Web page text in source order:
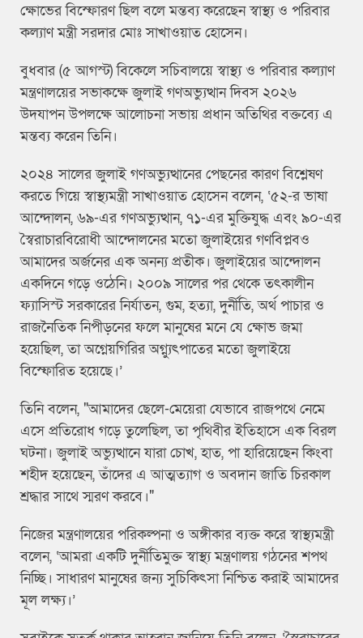
ক্ষোভের বিস্ফোরণ ছিল বলে মন্তব্য করেছেন স্বাস্থ্য ও পরিবার
কল্যাণ মন্ত্রী সরদার মোঃ সাখাওয়াত হোসেন।
বুধবার (৫ আগস্ট) বিকেলে সচিবালয়ে স্বাস্থ্য ও পরিবার কল্যাণ
মন্ত্রণালয়ের সভাকক্ষে জুলাই গণঅভ্যুত্থান দিবস ২০২৬
উদযাপন উপলক্ষে আলোচনা সভায় প্রধান অতিথির বক্তব্যে এ
মন্তব্য করেন তিনি।
২০২৪ সালের জুলাই গণঅভ্যুত্থানের পেছনের কারণ বিশ্লেষণ
করতে গিয়ে স্বাস্থ্যমন্ত্রী সাখাওয়াত হোসেন বলেন, ‘৫২-র ভাষা
আন্দোলন, ৬৯-এর গণঅভ্যুত্থান, ৭১-এর মুক্তিযুদ্ধ এবং ৯০-এর
স্বৈরাচারবিরোধী আন্দোলনের মতো জুলাইয়ের গণবিপ্লবও
আমাদের অর্জনের এক অনন্য প্রতীক। জুলাইয়ের আন্দোলন
একদিনে গড়ে ওঠেনি। ২০০৯ সালের পর থেকে তৎকালীন
ফ্যাসিস্ট সরকারের নির্যাতন, গুম, হত্যা, দুর্নীতি, অর্থ পাচার ও
রাজনৈতিক নিপীড়নের ফলে মানুষের মনে যে ক্ষোভ জমা
হয়েছিল, তা অগ্নেয়গিরির অগ্ন্যুৎপাতের মতো জুলাইয়ে
বিস্ফোরিত হয়েছে।’
তিনি বলেন, "আমাদের ছেলে-মেয়েরা যেভাবে রাজপথে নেমে
এসে প্রতিরোধ গড়ে তুলেছিল, তা পৃথিবীর ইতিহাসে এক বিরল
ঘটনা। জুলাই অভ্যুত্থানে যারা চোখ, হাত, পা হারিয়েছেন কিংবা
শহীদ হয়েছেন, তাঁদের এ আত্মত্যাগ ও অবদান জাতি চিরকাল
শ্রদ্ধার সাথে স্মরণ করবে।"
নিজের মন্ত্রণালয়ের পরিকল্পনা ও অঙ্গীকার ব্যক্ত করে স্বাস্থ্যমন্ত্রী
বলেন, ‘আমরা একটি দুর্নীতিমুক্ত স্বাস্থ্য মন্ত্রণালয় গঠনের শপথ
নিচ্ছি। সাধারণ মানুষের জন্য সুচিকিৎসা নিশ্চিত করাই আমাদের
মূল লক্ষ্য।’